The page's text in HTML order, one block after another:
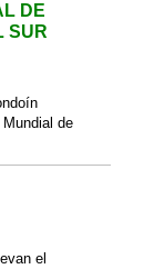
DE
SUR
de
el